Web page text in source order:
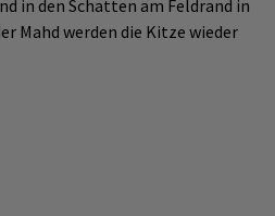
in den Schatten am Feldrand in
Mahd werden die Kitze wieder